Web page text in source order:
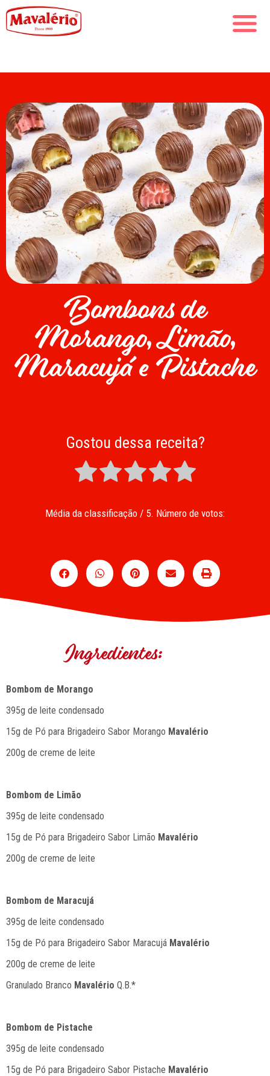
Bombons de
Morango, Limão,
Maracujá e Pistache
Gostou dessa receita?
Média da classificação / 5. Número de votos:
Ingredientes:
Bombom de Morango
395g de leite condensado
15g de Pó para Brigadeiro Sabor Morango Mavalério
200g de creme de leite
Bombom de Limão
395g de leite condensado
15g de Pó para Brigadeiro Sabor Limão Mavalério
200g de creme de leite
Bombom de Maracujá
395g de leite condensado
15g de Pó para Brigadeiro Sabor Maracujá Mavalério
200g de creme de leite
Granulado Branco Mavalério Q.B.*
Bombom de Pistache
395g de leite condensado
15g de Pó para Brigadeiro Sabor Pistache Mavalério